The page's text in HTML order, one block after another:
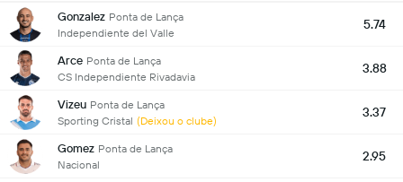
Gonzalez Ponta de Lança
Independiente del Valle
5.74
Arce Ponta de Lança
CS Independiente Rivadavia
3.88
Vizeu Ponta de Lança
Sporting Cristal (Deixou o clube)
3.37
Gomez Ponta de Lança
Nacional
2.95